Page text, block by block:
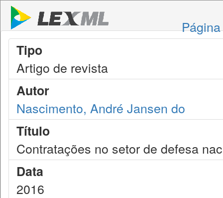
Tipo
Artigo de revista
Autor
Nascimento, André Jansen do
Título
Contratações no setor de defesa
Data
2016